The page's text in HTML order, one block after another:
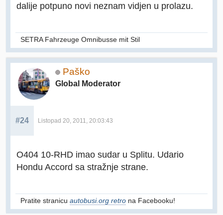
dalije potpuno novi neznam vidjen u prolazu.
SETRA Fahrzeuge Omnibusse mit Stil
Paško
Global Moderator
#24 Listopad 20, 2011, 20:03:43
O404 10-RHD imao sudar u Splitu. Udario
Hondu Accord sa stražnje strane.
Pratite stranicu autobusi.org retro na Facebooku!